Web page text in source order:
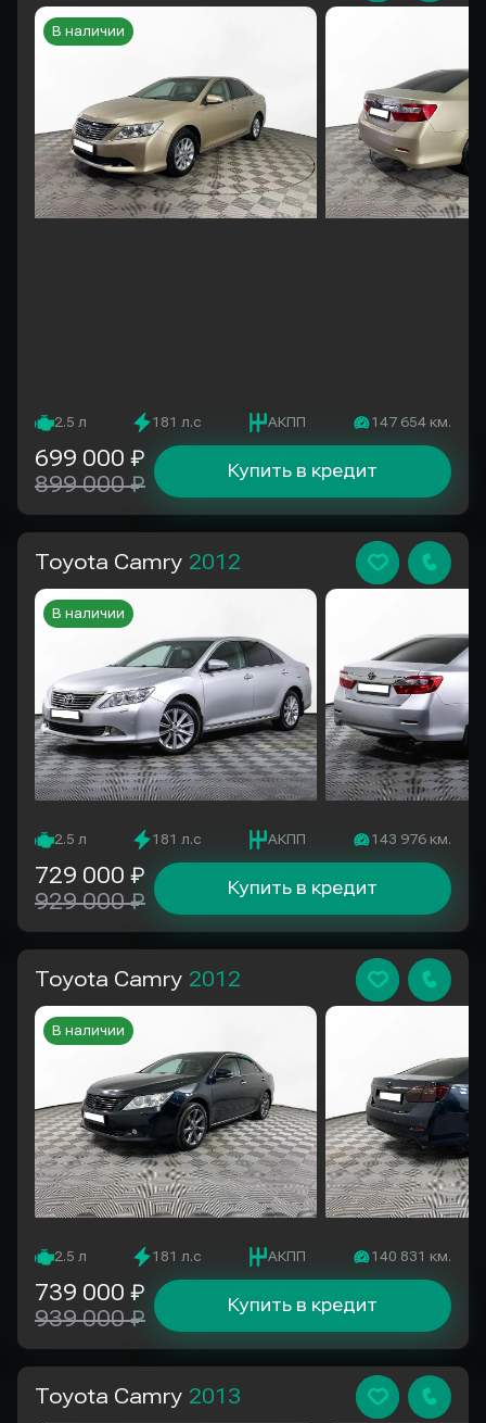
2.5 л 181 л.с АКПП 147 654 км.
В наличии
Купить в кредит
699 000 ₽
899 000 ₽
Toyota Camry 2012
2.5 л 181 л.с АКПП 143 976 км.
В наличии
Купить в кредит
729 000 ₽
929 000 ₽
Toyota Camry 2012
2.5 л 181 л.с АКПП 140 831 км.
В наличии
Купить в кредит
739 000 ₽
939 000 ₽
Toyota Camry 2013